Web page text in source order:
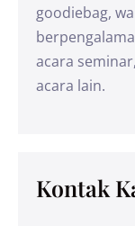
goodiebag,
acara
acara lain.
Kontak